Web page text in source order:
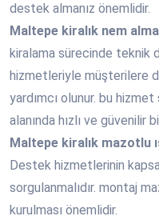
destek almanız önemlidir.
Maltepe kiralık nem
kiralama sürecinde teknik
hizmetleriyle müşterilere
yardımcı olunur. bu
alanında hızlı ve güvenilir
Maltepe kiralık mazotlu
Destek hizmetlerinin
sorgulanmalıdır. montaj
kurulması önemlidir.